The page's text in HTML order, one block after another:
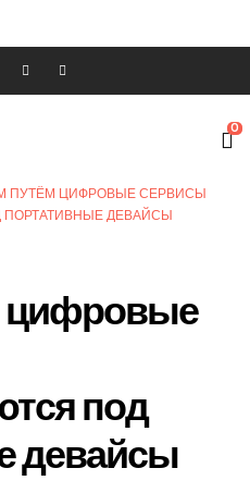
0
ПУТЁМ ЦИФРОВЫЕ СЕРВИСЫ
ДЕВАЙСЫ
цифровые
под
девайсы